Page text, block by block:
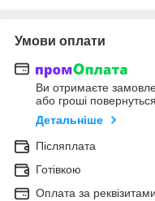
Умови оплати
Ви отримаєте
або гроші
Детальніше
Післяплата
Готівкою
Оплата за реквізитами